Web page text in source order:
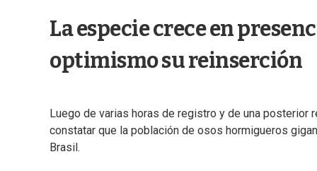
La especie crece en
optimismo su reinserción
Luego de varias horas de registro y de una
constatar que la población de osos hormigueros
Brasil.